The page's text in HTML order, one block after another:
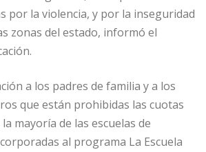
por la violencia, y por la inseguridad
zonas del estado, informó el
a los padres de familia y a los
que están prohibidas las cuotas
mayoría de las escuelas de
al programa La Escuela